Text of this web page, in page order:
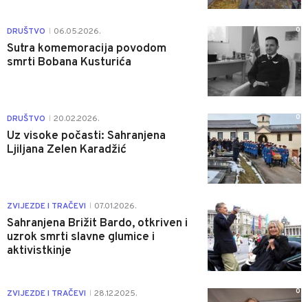
DRUŠTVO 06.05.2026.
Sutra komemoracija povodom
smrti Bobana Kusturića
0
DRUŠTVO 20.02.2026.
Uz visoke počasti: Sahranjena
Ljiljana Zelen Karadžić
0
ZVIJEZDE I TRAČEVI 07.01.2026.
Sahranjena Brižit Bardo, otkriven i
uzrok smrti slavne glumice i
aktivistkinje
ZVIJEZDE I TRAČEVI 28.12.2025. 0